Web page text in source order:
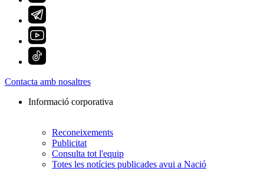
Contacta amb nosaltres
Informació corporativa
Reconeixements
Publicitat
Consulta tot l'equip
Totes les notícies publicades avui a Nació